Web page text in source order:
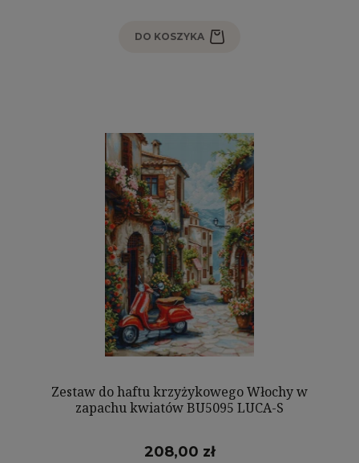
DO KOSZYKA
Zestaw do haftu krzyżykowego Włochy w
zapachu kwiatów BU5095 LUCA-S
208,00 zł